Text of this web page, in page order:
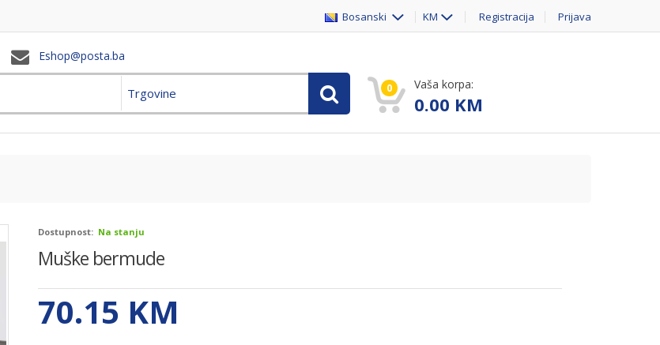
Bosanski KM Registracija Prijava
Eshop@posta.ba
Trgovine 0 Vaša korpa:
0.00 KM
Dostupnost: Na stanju
Muške bermude
70.15 KM